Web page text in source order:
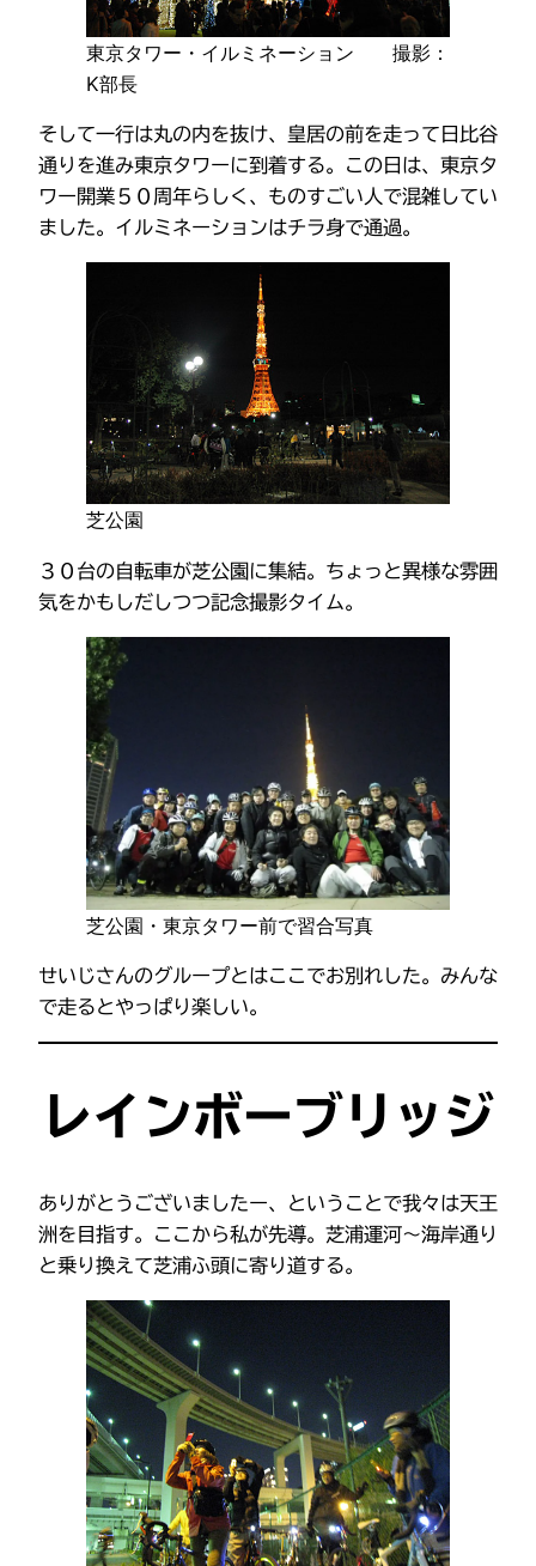
東京タワー・イルミネーション 撮影：
K部長
そして一行は丸の内を抜け、皇居の前を走って日比谷
通りを進み東京タワーに到着する。この日は、東京タ
ワー開業５０周年らしく、ものすごい人で混雑してい
ました。イルミネーションはチラ身で通過。
芝公園
３０台の自転車が芝公園に集結。ちょっと異様な雰囲
気をかもしだしつつ記念撮影タイム。
芝公園・東京タワー前で習合写真
せいじさんのグループとはここでお別れした。みんな
で走るとやっぱり楽しい。
レインボーブリッジ
ありがとうございましたー、ということで我々は天王
洲を目指す。ここから私が先導。芝浦運河～海岸通り
と乗り換えて芝浦ふ頭に寄り道する。